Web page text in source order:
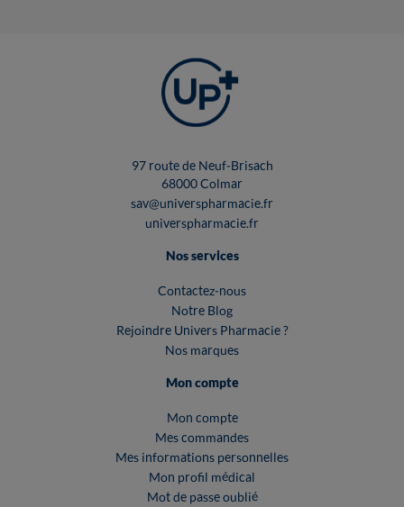
97 route de Neuf-Brisach
68000 Colmar
sav@universpharmacie.fr
universpharmacie.fr
Nos services
Contactez-nous
Notre Blog
Rejoindre Univers Pharmacie ?
Nos marques
Mon compte
Mon compte
Mes commandes
Mes informations personnelles
Mon profil médical
Mot de passe oublié